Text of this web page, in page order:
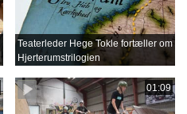
Teaterleder Hege Tokle fortæller om
Hjerterumstrilogien
01:09